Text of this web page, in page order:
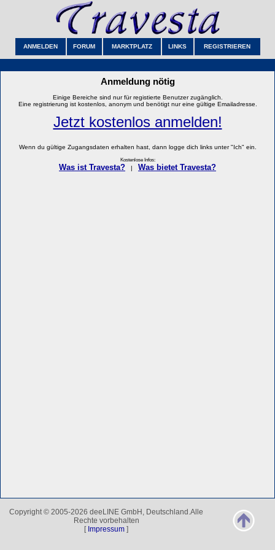
ANMELDEN FORUM MARKTPLATZ LINKS REGISTRIEREN
Anmeldung nötig
Einige Bereiche sind nur für registierte Benutzer zugänglich.
Eine registrierung ist kostenlos, anonym und benötigt nur eine gültige Emailadresse.
Jetzt kostenlos anmelden!
Wenn du gültige Zugangsdaten erhalten hast, dann logge dich links unter "Ich" ein.
Kostenlose Infos:
Was ist Travesta? Was bietet Travesta?
Copyright © 2005-2026 deeLINE GmbH, Deutschland.Alle
Rechte vorbehalten
[ Impressum ]